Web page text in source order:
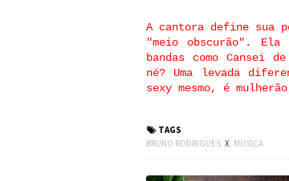
A cantora define sua
"meio obscurão". Ela
bandas como Cansei
né? Uma levada
sexy mesmo, é
TAGS
BRUNO RODRIGUES X MÚSICA